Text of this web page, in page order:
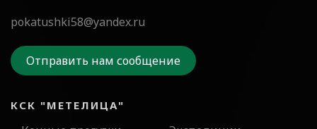
pokatushki58@yandex.ru
Отправить нам сообщение
КСК "МЕТЕЛИЦА"